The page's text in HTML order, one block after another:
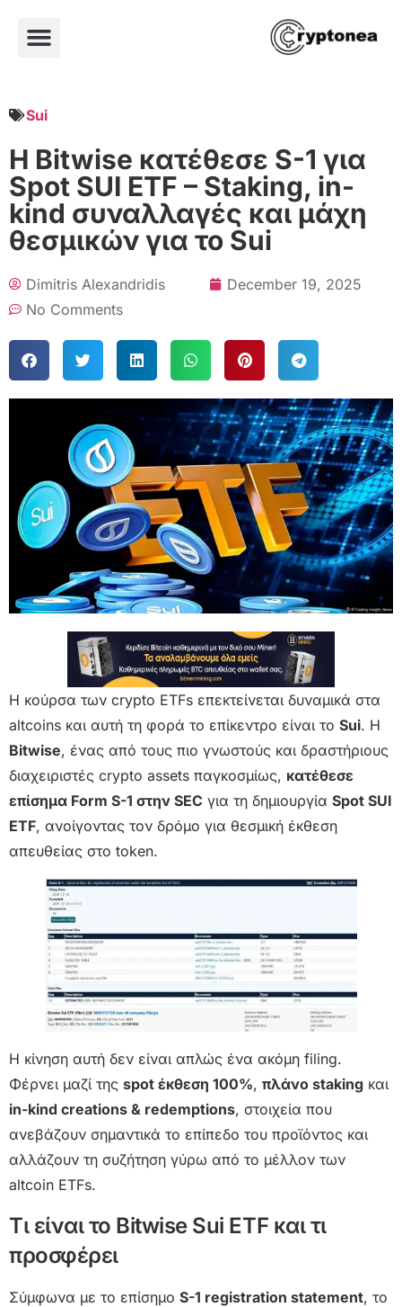
Sui
Η Bitwise κατέθεσε S-1 για
Spot SUI ETF – Staking, in-
kind συναλλαγές και μάχη
θεσμικών για το Sui
Dimitris Alexandridis
December 19, 2025
No Comments
Η κούρσα των crypto ETFs επεκτείνεται δυναμικά στα
altcoins και αυτή τη φορά το επίκεντρο είναι το Sui. Η
Bitwise, ένας από τους πιο γνωστούς και δραστήριους
διαχειριστές crypto assets παγκοσμίως, κατέθεσε
επίσημα Form S-1 στην SEC για τη δημιουργία Spot SUI
ETF, ανοίγοντας τον δρόμο για θεσμική έκθεση
απευθείας στο token.
Η κίνηση αυτή δεν είναι απλώς ένα ακόμη filing.
Φέρνει μαζί της spot έκθεση 100%, πλάνο staking και
in-kind creations & redemptions, στοιχεία που
ανεβάζουν σημαντικά το επίπεδο του προϊόντος και
αλλάζουν τη συζήτηση γύρω από το μέλλον των
altcoin ETFs.
Τι είναι το Bitwise Sui ETF και τι
προσφέρει
Σύμφωνα με το επίσημο S-1 registration statement, το